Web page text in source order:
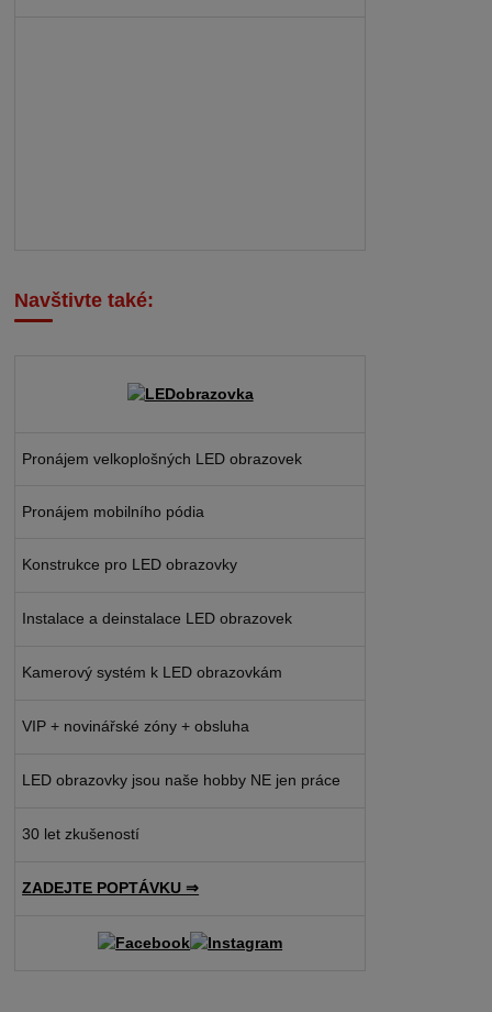
Navštivte také:
Pronájem velkoplošných LED obrazovek
Pronájem mobilního pódia
Konstrukce pro LED obrazovky
Instalace a deinstalace LED obrazovek
Kamerový systém k LED obrazovkám
VIP + novinářské zóny + obsluha
LED obrazovky jsou naše hobby NE jen práce
30 let zkušeností
ZADEJTE POPTÁVKU ⇒